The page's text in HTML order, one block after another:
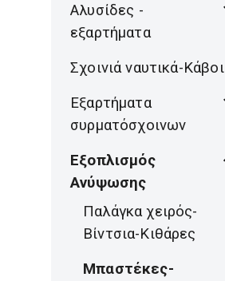
Αλυσίδες -
εξαρτήματα
Σχοινιά ναυτικά-Κάβοι
Εξαρτήματα
συρματόσχοινων
Εξοπλισμός
Ανύψωσης
Παλάγκα χειρός-
Βίντσια-Κιθάρες
Μπαστέκες-